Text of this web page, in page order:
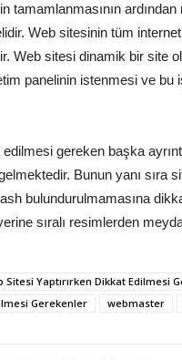
tamamlanmasının
Web sitesinin tüm internet
Web sitesi dinamik bir site
panelinin istenmesi ve bu
gereken başka
Bunun yanı sıra
bulundurulmamasına
sıralı resimlerden
Sitesi Yaptırırken Dikkat Edilmesi
Gerekenler
webmaster